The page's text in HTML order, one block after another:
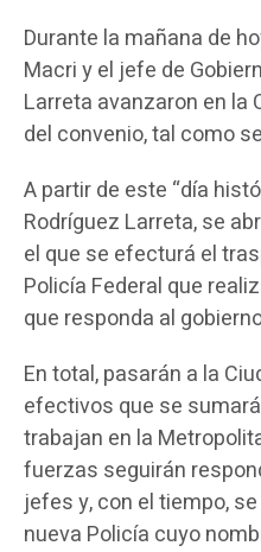
Durante la mañana de
Macri y el jefe de
Larreta avanzaron en la
del convenio, tal como
A partir de este “día
Rodríguez Larreta, se
el que se efecturá el
Policía Federal que
que responda al
En total, pasarán a la
efectivos que se
trabajan en la
fuerzas seguirán
jefes y, con el tiempo,
nueva Policía cuyo